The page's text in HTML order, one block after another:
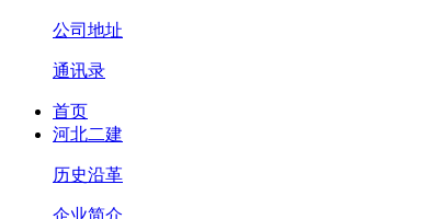
公司地址
通讯录
首页
河北二建
历史沿革
企业简介